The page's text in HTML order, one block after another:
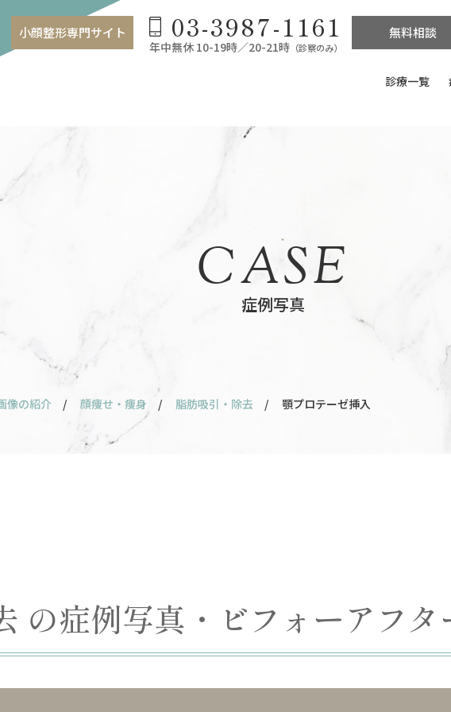
小顔整形専門サイト 03-3987-1161
年中無休 10-19時／20-21時 （診察のみ）
無料相談
診療一覧
症例写真
CASE
像の紹介 / 顔痩せ・痩身 / 脂肪吸引・除去 / 顎プロテーゼ挿入
の症例写真・ビフォーアフ